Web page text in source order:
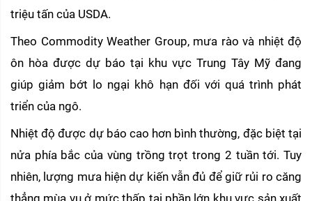
triệu tấn của USDA.
Theo Commodity Weather Group, mưa rào và nhiệt độ
ôn hòa được dự báo tại khu vực Trung Tây Mỹ đang
giúp giảm bớt lo ngại khô hạn đối với quá trình phát
triển của ngô.
Nhiệt độ được dự báo cao hơn bình thường, đặc biệt tại
nửa phía bắc của vùng trồng trọt trong 2 tuần tới. Tuy
nhiên, lượng mưa hiện dự kiến vẫn đủ để giữ rủi ro căng
thẳng mùa vụ ở mức thấp tại phần lớn khu vực sản xuất